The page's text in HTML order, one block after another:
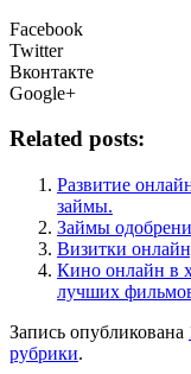
Facebook
Twitter
Вконтакте
Google+
Related posts:
Развитие
займы.
Займы
Визитки
Кино онлайн в
лучших
Запись опубликована
рубрики.